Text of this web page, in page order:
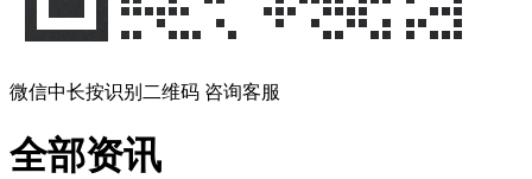
微信中长按识别二维码 咨询客服
全部资讯